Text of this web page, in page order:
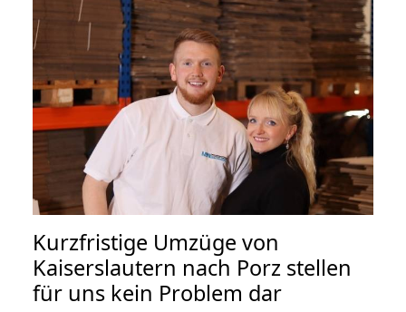
Kurzfristige Umzüge von
Kaiserslautern nach Porz stellen
für uns kein Problem dar